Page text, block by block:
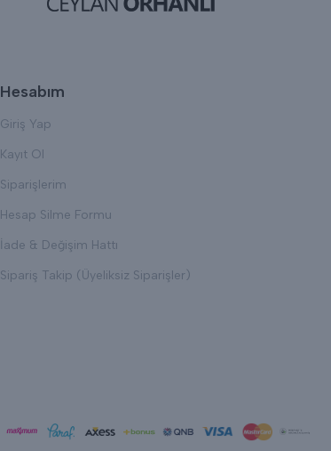
Hesabım
Giriş Yap
Kayıt Ol
Siparişlerim
Hesap Silme Formu
İade & Değişim Hattı
Sipariş Takip (Üyeliksiz Siparişler)